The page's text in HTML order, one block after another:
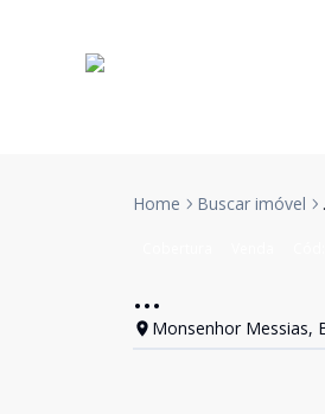
Home Buscar imóvel
...
Monsenhor Messias,